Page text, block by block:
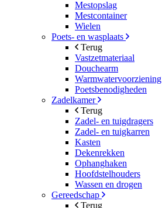
Mestopslag
Mestcontainer
Wielen
Poets- en wasplaats
Terug
Vastzetmateriaal
Douchearm
Warmwatervoorziening
Poetsbenodigheden
Zadelkamer
Terug
Zadel- en tuigdragers
Zadel- en tuigkarren
Kasten
Dekenrekken
Ophanghaken
Hoofdstelhouders
Wassen en drogen
Gereedschap
Terug